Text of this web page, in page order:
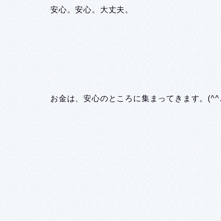
安心。安心。大丈夫。
お金は、安心のところに集まってきます。